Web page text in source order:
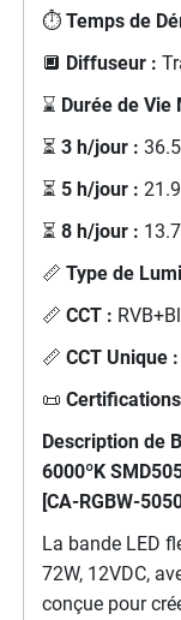
⏱️ Temps de
🔲 Diffuseur :
⌛ Durée de Vie
⏳ 3 h/jour :
⏳ 5 h/jour :
⏳ 8 h/jour :
📏 Type de
📏 CCT :
📏 CCT Unique :
📜
Description de
6000ºK
[CA-RGBW-
La bande LED
72W, 12VDC,
conçue pour